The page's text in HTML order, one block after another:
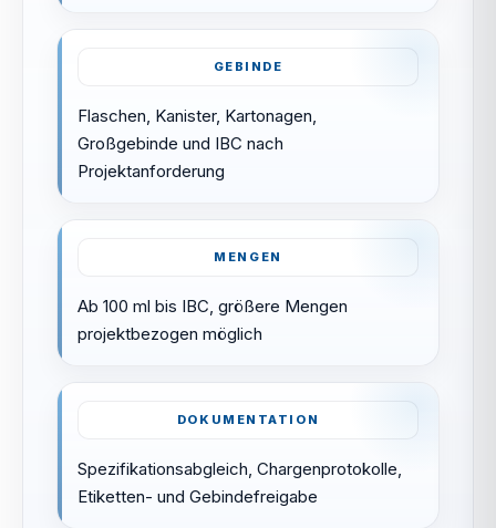
GEBINDE
Flaschen, Kanister, Kartonagen,
Großgebinde und IBC nach
Projektanforderung
MENGEN
Ab 100 ml bis IBC, größere Mengen
projektbezogen möglich
DOKUMENTATION
Spezifikationsabgleich, Chargenprotokolle,
Etiketten- und Gebindefreigabe